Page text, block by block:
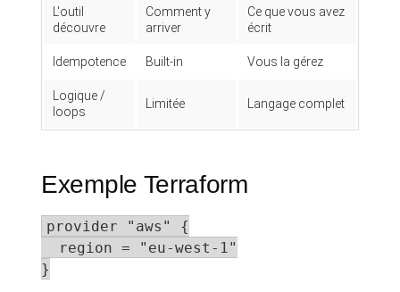
L'outil
découvre
Comment y
arriver
Ce que vous avez
écrit
Idempotence Built-in Vous la gérez
Logique /
loops
Limitée Langage complet
Exemple Terraform
provider "aws" {
  region = "eu-west-1"
}